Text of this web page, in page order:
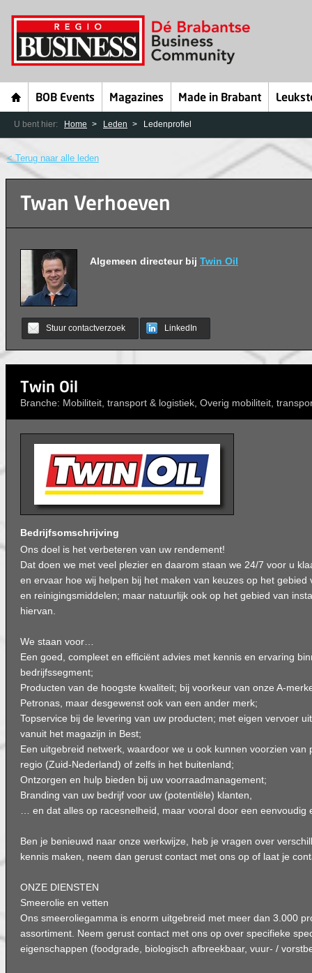
BOB Events Magazines Made in Brabant
U bent hier: Home Leden Ledenprofiel
< Terug naar alle leden
Twan Verhoeven
Algemeen directeur bij Twin Oil
Stuur contactverzoek LinkedIn
Twin Oil
Branche: Mobiliteit, transport & logistiek, Overig mobiliteit,
Bedrijfsomschrijving
Ons doel is het verbeteren van uw rendement!
Dat doen we met veel plezier en daarom staan we 24/7 voor u
en ervaar hoe wij helpen bij het maken van keuzes op het
en reinigingsmiddelen; maar natuurlijk ook op het gebied van
hiervan.
We staan voor…
Een goed, compleet en efficiënt advies met kennis en ervaring
bedrijfssegment;
Producten van de hoogste kwaliteit; bij voorkeur van onze A-
Petronas, maar desgewenst ook van een ander merk;
Topservice bij de levering van uw producten; met eigen vervoer
vanuit het magazijn in Best;
Een uitgebreid netwerk, waardoor we u ook kunnen voorzien van
regio (Zuid-Nederland) of zelfs in het buitenland;
Ontzorgen en hulp bieden bij uw voorraadmanagement;
Branding van uw bedrijf voor uw (potentiële) klanten,
… en dat alles op racesnelheid, maar vooral door een eenvoudig
Ben je benieuwd naar onze werkwijze, heb je vragen over
kennis maken, neem dan gerust contact met ons op of laat je
ONZE DIENSTEN
Smeerolie en vetten
Ons smeeroliegamma is enorm uitgebreid met meer dan 3.000
assortiment. Neem gerust contact met ons op over specifieke
eigenschappen (foodgrade, biologisch afbreekbaar, vuur- /